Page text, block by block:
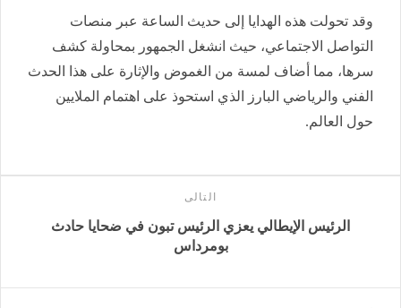
وقد تحولت هذه الهدايا إلى حديث الساعة عبر منصات
التواصل الاجتماعي، حيث انشغل الجمهور بمحاولة كشف
سرها، مما أضاف لمسة من الغموض والإثارة على هذا الحدث
الفني والرياضي البارز الذي استحوذ على اهتمام الملايين
حول العالم.
التالى
الرئيس الإيطالي يعزي الرئيس تبون في ضحايا حادث
بومرداس